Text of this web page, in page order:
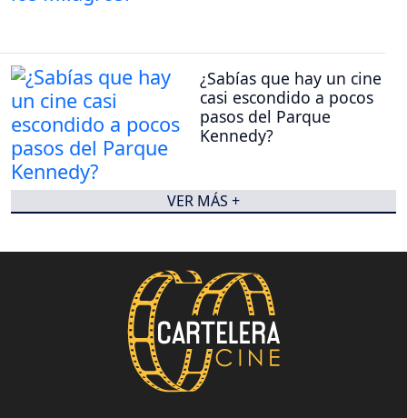
¿Sabías que hay un cine
casi escondido a pocos
pasos del Parque
Kennedy?
VER MÁS +